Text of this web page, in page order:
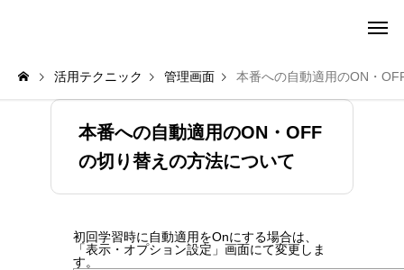
活用テクニック 管理画面 本番への自動適用のON・
本番への自動適用のON・OFF
の切り替えの方法について
初回学習時に自動適用をOnにする場合は、
「表示・オプション設定」画面にて変更しま
す。